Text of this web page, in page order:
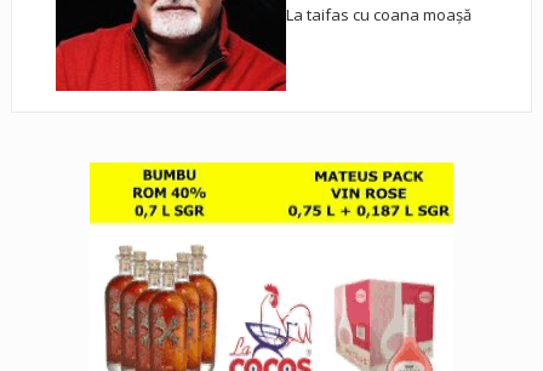
La taifas cu coana moașă